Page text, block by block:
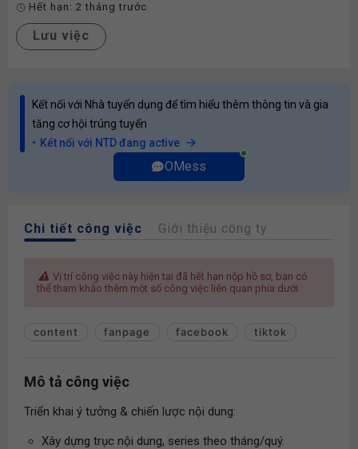
Hết hạn: 2 tháng trước
Lưu việc
Kết nối với Nhà tuyển dụng để tìm hiểu thêm thông tin và gia
tăng cơ hội trúng tuyển
Kết nối với NTD đang active
OMess
Chi tiết công việc Giới thiệu công ty
Vị trí công việc này hiện tại đã hết hạn nộp hồ sơ, bạn có
thể tham khảo thêm một số công việc liên quan phía dưới
content fanpage facebook tiktok
Mô tả công việc
Triển khai ý tưởng & chiến lược nội dung:
Xây dựng trục nội dung, series theo tháng/quý.